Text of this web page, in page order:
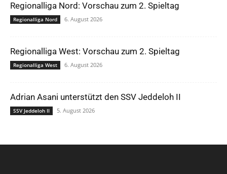
Regionalliga Nord: Vorschau zum 2. Spieltag
Regionalliga Nord 6. August 2026
Regionalliga West: Vorschau zum 2. Spieltag
Regionalliga West 6. August 2026
Adrian Asani unterstützt den SSV Jeddeloh II
SSV Jeddeloh II 5. August 2026